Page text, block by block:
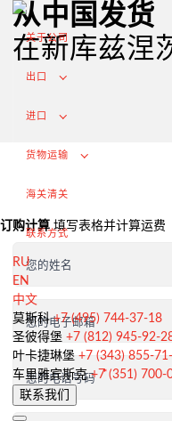
关于公司
出口
进口
货物运输
海关清关
联系方式
RU
EN
中文
莫斯科 +7 (495) 744-37-18
圣彼得堡 +7 (812) 945-92-
叶卡捷琳堡 +7 (343) 855-
车里雅宾斯克 +7 (351) 700-
联系我们
从俄罗斯出口
签订合同和谈判交付条款
海关清关和许可证
向外国客户供货
从中国发货
在新库兹涅
订购计算填写表格并计算运费
您的姓名
您的电子邮箱
您的电话号码